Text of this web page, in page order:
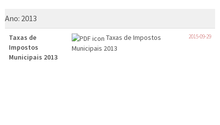
Ano: 2013
Taxas de
Impostos
Municipais 2013
Taxas de Impostos
Municipais 2013
2015-09-29